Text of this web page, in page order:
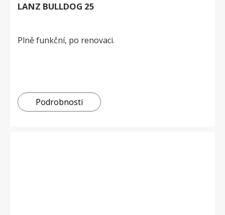
LANZ BULLDOG 25
Plně funkční, po renovaci.
Podrobnosti